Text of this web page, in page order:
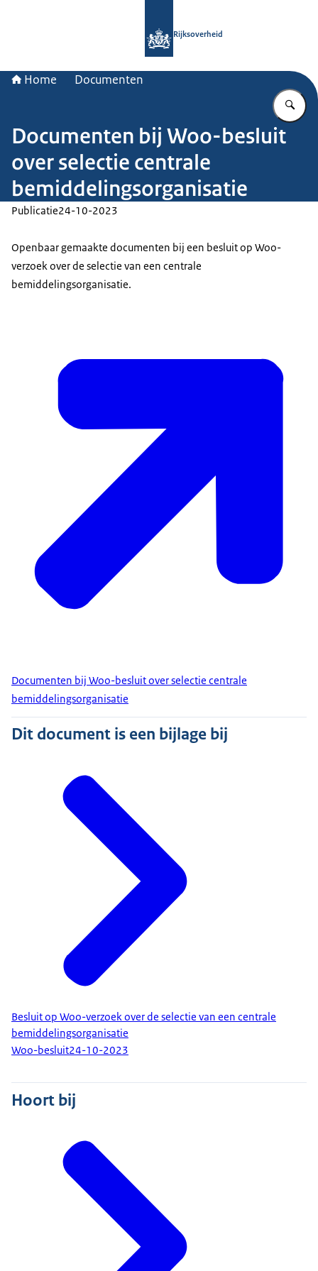
Rijksoverheid
Home Documenten
Documenten bij Woo-besluit
over selectie centrale
bemiddelingsorganisatie
Publicatie24-10-2023
Openbaar gemaakte documenten bij een besluit op Woo-
verzoek over de selectie van een centrale
bemiddelingsorganisatie.
Documenten bij Woo-besluit over selectie centrale
bemiddelingsorganisatie
Dit document is een bijlage bij
Besluit op Woo-verzoek over de selectie van een centrale
bemiddelingsorganisatie
Woo-besluit24-10-2023
Hoort bij